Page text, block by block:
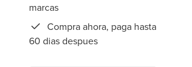
marcas
Compra ahora, paga hasta
60 dias despues